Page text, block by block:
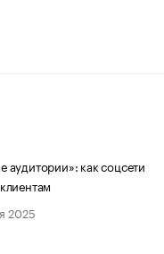
аудитории»: как соцсети
2025